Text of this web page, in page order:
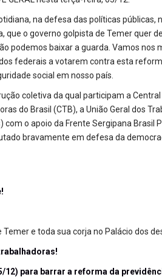
na defesa das políticas públicas,
que o governo golpista de Temer quer
podemos baixar a guarda. Vamos nos
federais a votarem contra esta
social em nosso país.
coletiva da qual participam a
do Brasil (CTB), a União Geral dos
com o apoio da Frente Sergipana Brasil
bravamente em defesa da
e toda sua corja no Palácio dos
para barrar a reforma da